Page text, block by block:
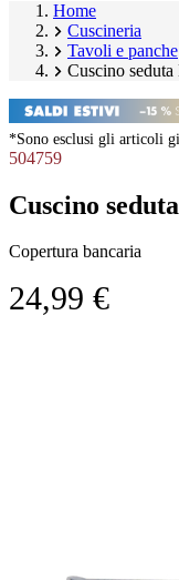
Home
Cuscineria
Tavoli e panche
Cuscino
*Sono esclusi gli articoli
504759
Cuscino
Copertura bancaria
24,99 €